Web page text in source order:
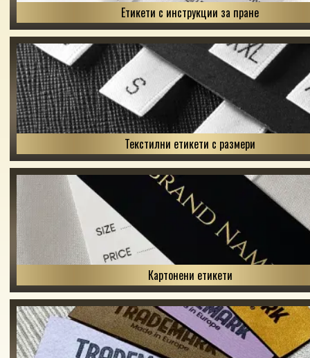
Етикети с инструкции за пране
Текстилни етикети с размери
Картонени етикети